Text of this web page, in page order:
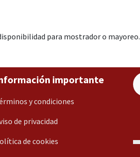
para mostrador o mayoreo.
importante
y condiciones
de privacidad
de cookies